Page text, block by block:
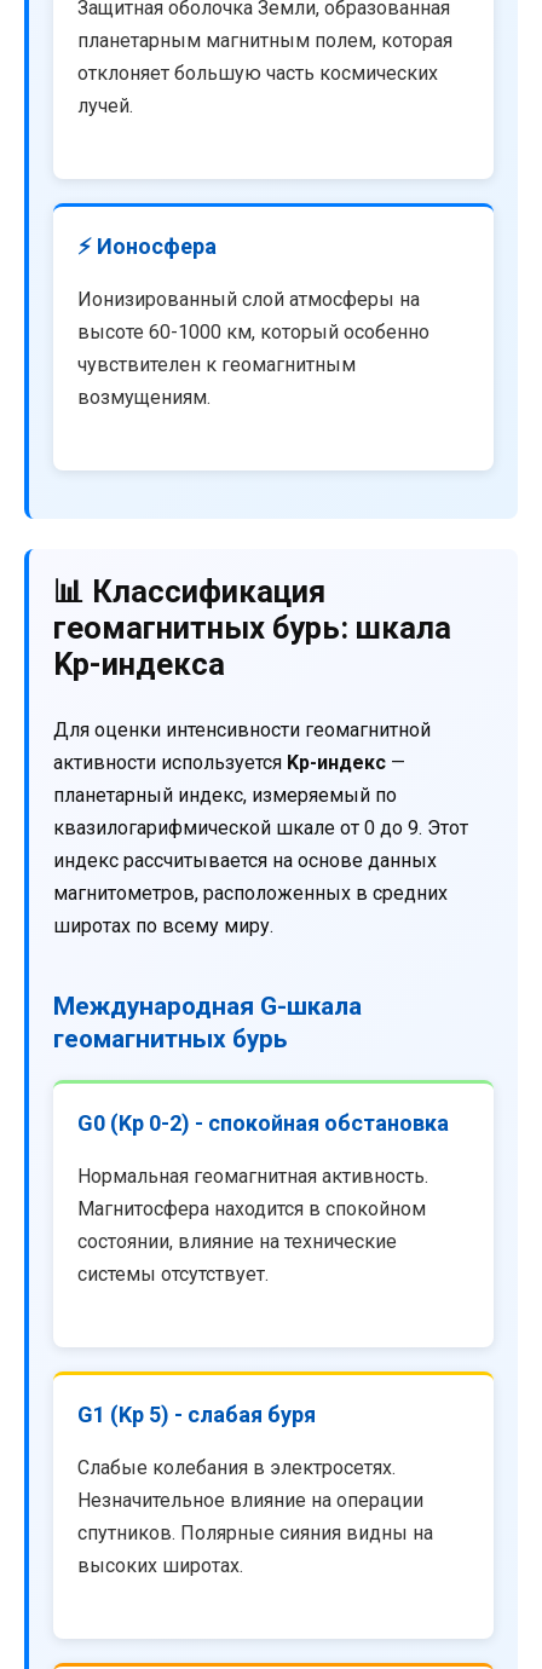
Защитная оболочка Земли, образованная
планетарным магнитным полем, которая
отклоняет большую часть космических
лучей.
⚡ Ионосфера
Ионизированный слой атмосферы на
высоте 60-1000 км, который особенно
чувствителен к геомагнитным
возмущениям.
📊 Классификация
геомагнитных бурь: шкала
Kp-индекса
Для оценки интенсивности геомагнитной
активности используется Kp-индекс —
планетарный индекс, измеряемый по
квазилогарифмической шкале от 0 до 9. Этот
индекс рассчитывается на основе данных
магнитометров, расположенных в средних
широтах по всему миру.
Международная G-шкала
геомагнитных бурь
G0 (Kp 0-2) - спокойная обстановка
Нормальная геомагнитная активность.
Магнитосфера находится в спокойном
состоянии, влияние на технические
системы отсутствует.
G1 (Kp 5) - слабая буря
Слабые колебания в электросетях.
Незначительное влияние на операции
спутников. Полярные сияния видны на
высоких широтах.